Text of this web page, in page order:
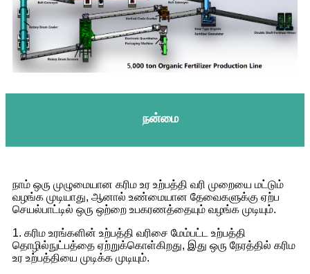
நன்மை
நாம் ஒரு முழுமையான கரிம உர உற்பத்தி வரி முறையை மட்டும்
வழங்க முடியாது, ஆனால் உண்மையான தேவைகளுக்கு ஏற்ப
செயல்பாட்டில் ஒரு ஒற்றை உபகரணத்தையும் வழங்க முடியும்.
1. கரிம உரங்களின் உற்பத்தி வரிசை மேம்பட்ட உற்பத்தி
தொழில்நுட்பத்தை ஏற்றுக்கொள்கிறது, இது ஒரு நேரத்தில் கரிம
உர உற்பத்தியை முடிக்க முடியும்.